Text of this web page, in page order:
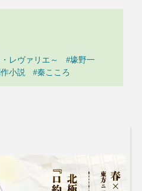
レヴァリエ～
#壕野一
小説 #秦こころ